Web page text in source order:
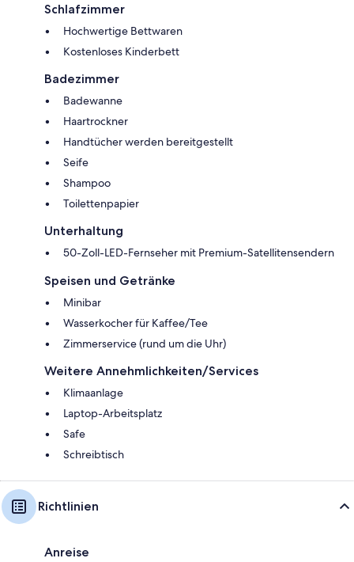
Schlafzimmer
Hochwertige Bettwaren
Kostenloses Kinderbett
Badezimmer
Badewanne
Haartrockner
Handtücher werden bereitgestellt
Seife
Shampoo
Toilettenpapier
Unterhaltung
50-Zoll-LED-Fernseher mit Premium-Satellitensendern
Speisen und Getränke
Minibar
Wasserkocher für Kaffee/Tee
Zimmerservice (rund um die Uhr)
Weitere Annehmlichkeiten/Services
Klimaanlage
Laptop-Arbeitsplatz
Safe
Schreibtisch
Richtlinien
Anreise